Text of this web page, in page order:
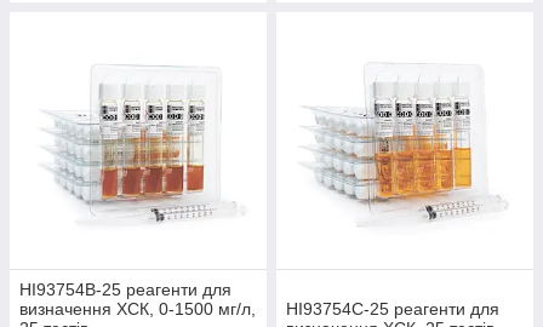
HI93754B-25 реагенти для
визначення ХСК, 0-1500 мг/л,
HI93754C-25 реагенти для